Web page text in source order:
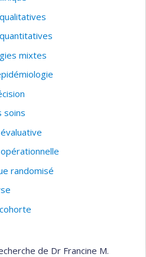
mixtes
soins
randomisé
de Dr Francine M.